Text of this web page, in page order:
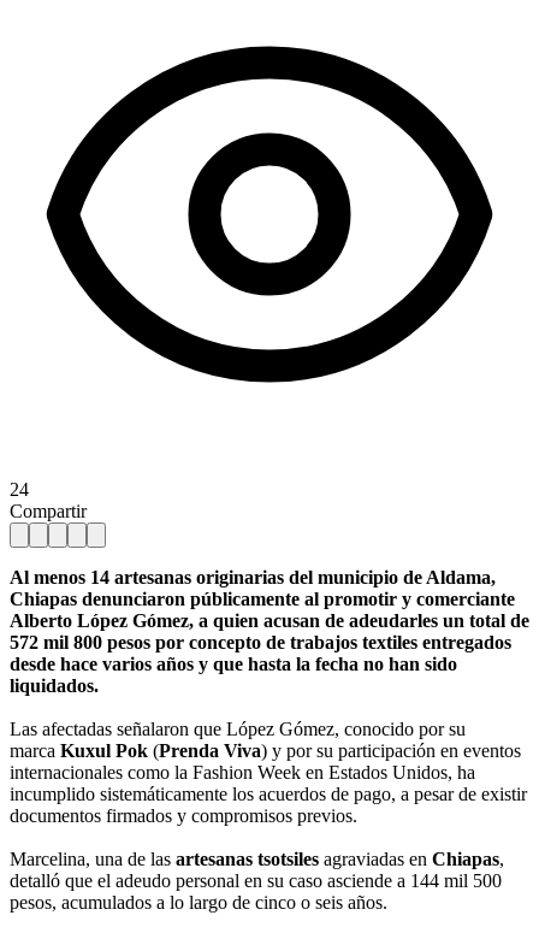
24
Compartir
Al menos 14 artesanas originarias del municipio de Aldama,
Chiapas denunciaron públicamente al promotir y comerciante
Alberto López Gómez, a quien acusan de adeudarles un total de
572 mil 800 pesos por concepto de trabajos textiles entregados
desde hace varios años y que hasta la fecha no han sido
liquidados.
Las afectadas señalaron que López Gómez, conocido por su
marca Kuxul Pok (Prenda Viva) y por su participación en eventos
internacionales como la Fashion Week en Estados Unidos, ha
incumplido sistemáticamente los acuerdos de pago, a pesar de existir
documentos firmados y compromisos previos.
Marcelina, una de las artesanas tsotsiles agraviadas en Chiapas,
detalló que el adeudo personal en su caso asciende a 144 mil 500
pesos, acumulados a lo largo de cinco o seis años.